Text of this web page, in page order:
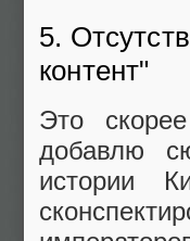
5.
контент"
Это
добавлю
истории